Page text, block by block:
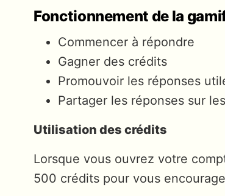
Fonctionnement de la
Commencer à répondre
Gagner des crédits
Promouvoir les réponses
Partager les réponses sur
Utilisation des crédits
Lorsque vous ouvrez votre
500 crédits pour vous